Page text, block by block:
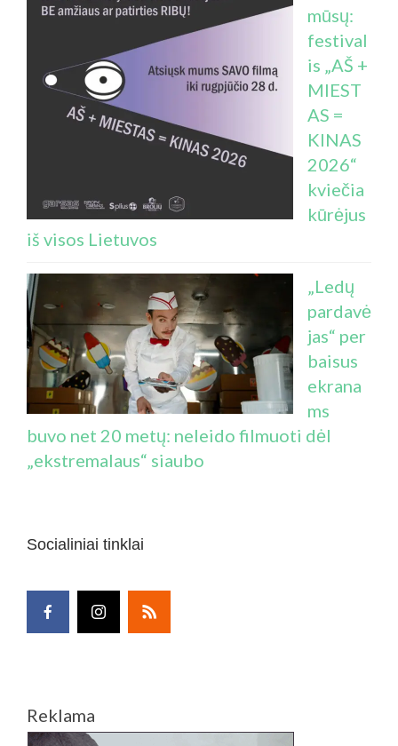
mūsų:
festival
is „AŠ +
MIEST
AS =
KINAS
2026“
kviečia
kūrėjus
iš visos Lietuvos
„Ledų
pardavė
jas“ per
baisus
ekrana
ms
buvo net 20 metų: neleido filmuoti dėl
„ekstremalaus“ siaubo
Socialiniai tinklai
Reklama